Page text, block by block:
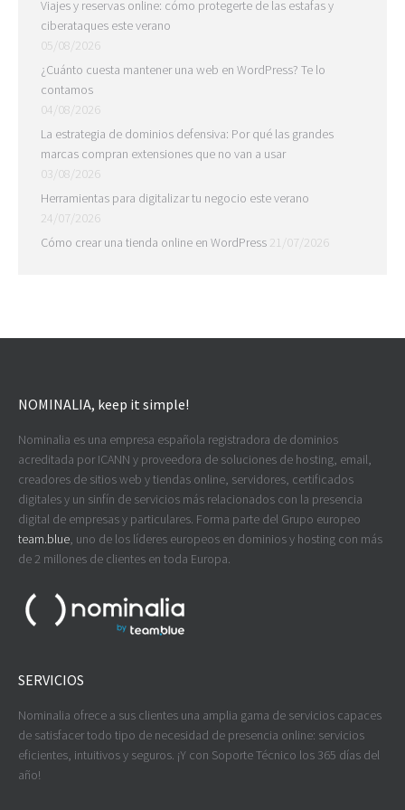
Viajes y reservas online: cómo protegerte de las estafas y
ciberataques este verano
05/08/2026
¿Cuánto cuesta mantener una web en WordPress? Te lo
contamos
04/08/2026
La estrategia de dominios defensiva: Por qué las grandes
marcas compran extensiones que no van a usar
03/08/2026
Herramientas para digitalizar tu negocio este verano
24/07/2026
Cómo crear una tienda online en WordPress 21/07/2026
NOMINALIA, keep it simple!
Nominalia es una empresa española registradora de dominios
acreditada por ICANN y proveedora de soluciones de hosting, email,
creadores de sitios web y tiendas online, servidores, certificados
digitales y un sinfín de servicios más relacionados con la presencia
digital de empresas y particulares. Forma parte del Grupo europeo
team.blue, uno de los líderes europeos en dominios y hosting con más
de 2 millones de clientes en toda Europa.
SERVICIOS
Nominalia ofrece a sus clientes una amplia gama de servicios capaces
de satisfacer todo tipo de necesidad de presencia online: servicios
eficientes, intuitivos y seguros. ¡Y con Soporte Técnico los 365 días del
año!